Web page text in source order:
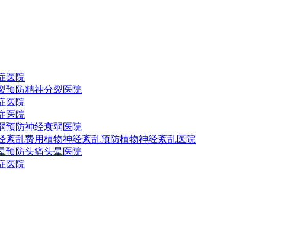
医院
预防精神分裂医院
医院
医院
预防神经衰弱医院
紊乱费用植物神经紊乱预防植物神经紊乱医院
预防头痛头晕医院
医院